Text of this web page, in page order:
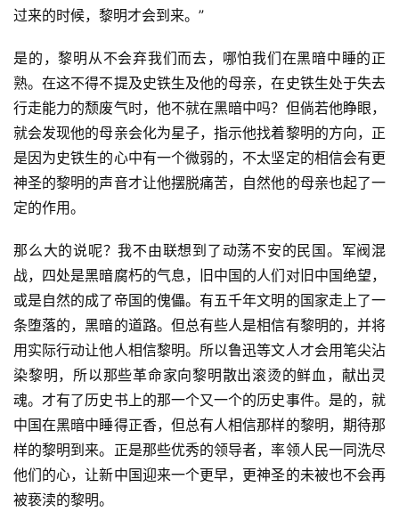
过来的时候，黎明才会到来。”
是的，黎明从不会弃我们而去，哪怕我们在黑暗中睡的正
熟。在这不得不提及史铁生及他的母亲，在史铁生处于失去
行走能力的颓废气时，他不就在黑暗中吗？但倘若他睁眼，
就会发现他的母亲会化为星子，指示他找着黎明的方向，正
是因为史铁生的心中有一个微弱的，不太坚定的相信会有更
神圣的黎明的声音才让他摆脱痛苦，自然他的母亲也起了一
定的作用。
那么大的说呢？我不由联想到了动荡不安的民国。军阀混
战，四处是黑暗腐朽的气息，旧中国的人们对旧中国绝望，
或是自然的成了帝国的傀儡。有五千年文明的国家走上了一
条堕落的，黑暗的道路。但总有些人是相信有黎明的，并将
用实际行动让他人相信黎明。所以鲁迅等文人才会用笔尖沾
染黎明，所以那些革命家向黎明散出滚烫的鲜血，献出灵
魂。才有了历史书上的那一个又一个的历史事件。是的，就
中国在黑暗中睡得正香，但总有人相信那样的黎明，期待那
样的黎明到来。正是那些优秀的领导者，率领人民一同洗尽
他们的心，让新中国迎来一个更早，更神圣的未被也不会再
被亵渎的黎明。